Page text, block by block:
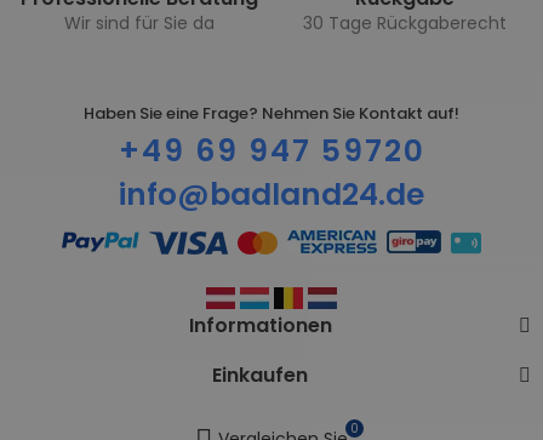
Wir sind für Sie da 30 Tage Rückgaberecht
Haben Sie eine Frage? Nehmen Sie Kontakt auf!
+49 69 947 59720
info@badland24.de
Informationen
Einkaufen
0